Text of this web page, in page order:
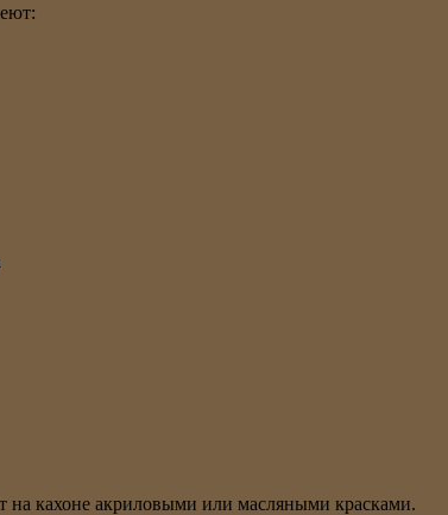
кахоне акриловыми или масляными красками.